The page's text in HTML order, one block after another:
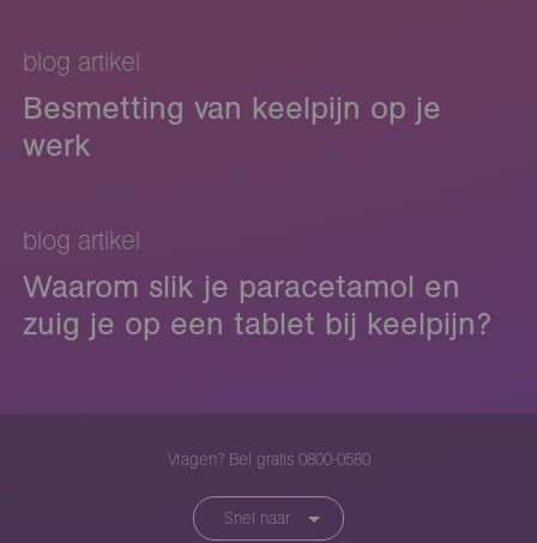
blog artikel
Besmetting van keelpijn op je
werk
blog artikel
Waarom slik je paracetamol en
zuig je op een tablet bij keelpijn?
Vragen? Bel gratis 0800-0580
Snel naar